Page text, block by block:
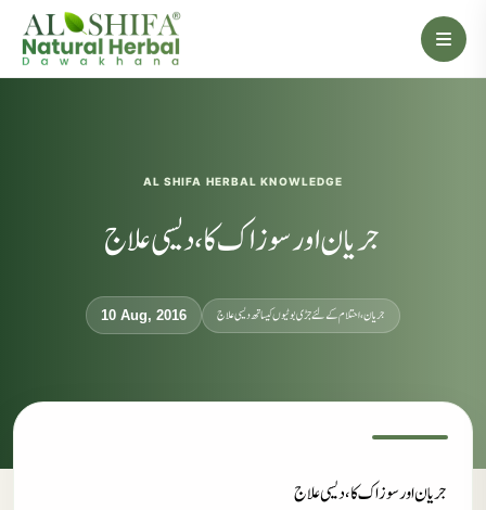
AL SHIFA HERBAL KNOWLEDGE
جریان اور سوزاک کا، دیسی علاج
10 Aug, 2016 جریان، احتلام کےلئے جڑی بوٹیوں کیساتھ دیسی علاج
جریان اور سوزاک کا، دیسی علاج